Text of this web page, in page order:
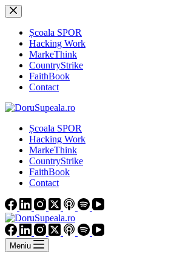
Sari
la
conținutȘcoala SPOR
Hacking Work
MarkeThink
CountryStrike
FaithBook
Contact
Școala SPOR
Hacking Work
MarkeThink
CountryStrike
FaithBook
Contact
Meniu